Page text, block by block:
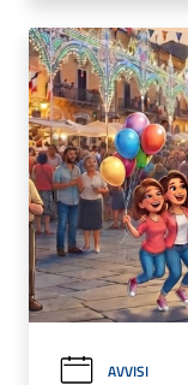
AVVISI